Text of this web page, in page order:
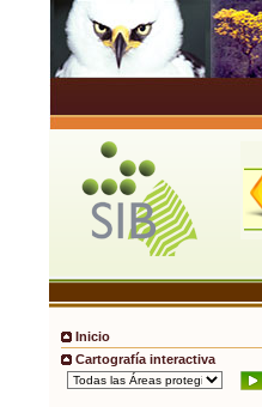
Inicio
Cartografía interactiva